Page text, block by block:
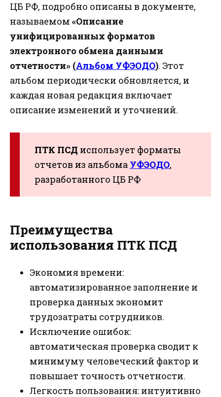
ЦБ РФ, подробно описаны в документе,
называемом «Описание
унифицированных форматов
электронного обмена данными
отчетности» (Альбом УФЭОДО). Этот
альбом периодически обновляется, и
каждая новая редакция включает
описание изменений и уточнений.
ПТК ПСД использует форматы
отчетов из альбома УФЭОДО,
разработанного ЦБ РФ
Преимущества
использования ПТК ПСД
Экономия времени:
автоматизированное заполнение и
проверка данных экономит
трудозатраты сотрудников.
Исключение ошибок:
автоматическая проверка сводит к
минимуму человеческий фактор и
повышает точность отчетности.
Легкость пользования: интуитивно